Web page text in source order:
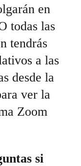
en
todas las
tendrás
a las
desde la
ver la
Zoom
si